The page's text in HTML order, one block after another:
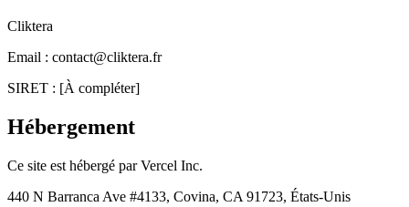
Cliktera
Email : contact@cliktera.fr
SIRET : [À compléter]
Hébergement
Ce site est hébergé par Vercel Inc.
440 N Barranca Ave #4133, Covina, CA 91723, États-Unis